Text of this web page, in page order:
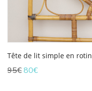
Tête de lit simple en rotin
95€Le
80€Le